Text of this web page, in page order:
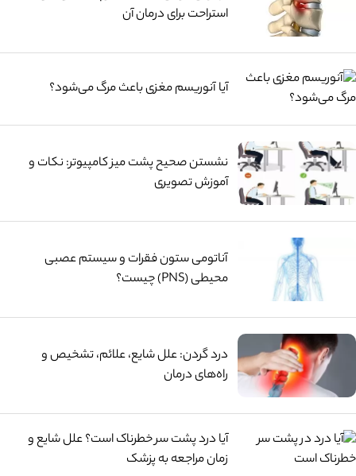
استراحت برای درمان آن
آیا آنوریسم مغزی باعث مرگ می‌شود؟
نشستن صحیح پشت میز کامپیوتر: نکات و
آموزش تصویری
آناتومی ستون فقرات و سیستم عصبی
محیطی (PNS) چیست؟
درد گردن: علل شایع، علائم، تشخیص و
راه‌های درمان
آیا درد پشت سر خطرناک است؟ علل شایع و
زمان مراجعه به پزشک